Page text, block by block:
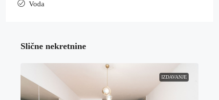
Voda
Slične nekretnine
IZDAVANJE